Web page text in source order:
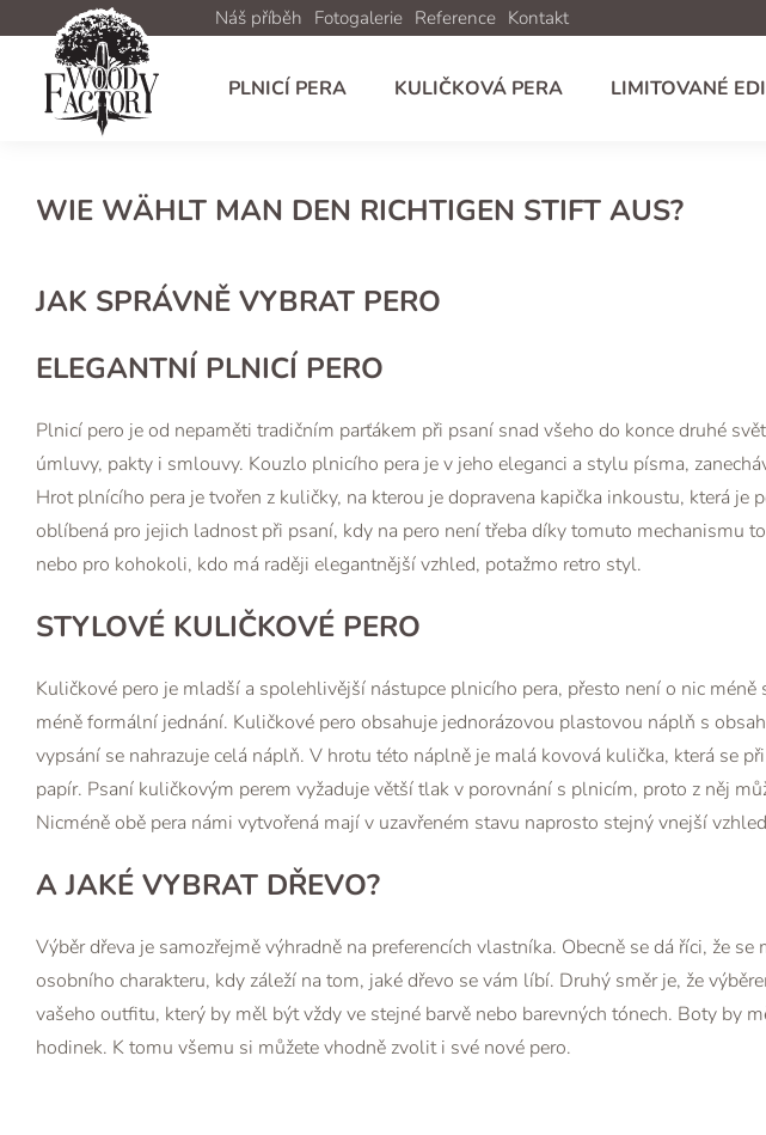
Náš příběh Fotogalerie Reference Kontakt
PLNICÍ PERA KULIČKOVÁ PERA LIMITOVANÉ
WIE WÄHLT MAN DEN RICHTIGEN STIFT AUS?
JAK SPRÁVNĚ VYBRAT PERO
ELEGANTNÍ PLNICÍ PERO
Plnicí pero je od nepaměti tradičním parťákem při psaní snad všeho do konce druhé
úmluvy, pakty i smlouvy. Kouzlo plnicího pera je v jeho eleganci a stylu písma,
Hrot plnícího pera je tvořen z kuličky, na kterou je dopravena kapička inkoustu, která
oblíbená pro jejich ladnost při psaní, kdy na pero není třeba díky tomuto mechanismu
nebo pro kohokoli, kdo má raději elegantnější vzhled, potažmo retro styl.
STYLOVÉ KULIČKOVÉ PERO
Kuličkové pero je mladší a spolehlivější nástupce plnicího pera, přesto není o nic
méně formální jednání. Kuličkové pero obsahuje jednorázovou plastovou náplň s
vypsání se nahrazuje celá náplň. V hrotu této náplně je malá kovová kulička, která se
papír. Psaní kuličkovým perem vyžaduje větší tlak v porovnání s plnicím, proto z něj
Nicméně obě pera námi vytvořená mají v uzavřeném stavu naprosto stejný vnejší
A JAKÉ VYBRAT DŘEVO?
Výběr dřeva je samozřejmě výhradně na preferencích vlastníka. Obecně se dá říci, že
osobního charakteru, kdy záleží na tom, jaké dřevo se vám líbí. Druhý směr je, že
vašeho outfitu, který by měl být vždy ve stejné barvě nebo barevných tónech. Boty by
hodinek. K tomu všemu si můžete vhodně zvolit i své nové pero.